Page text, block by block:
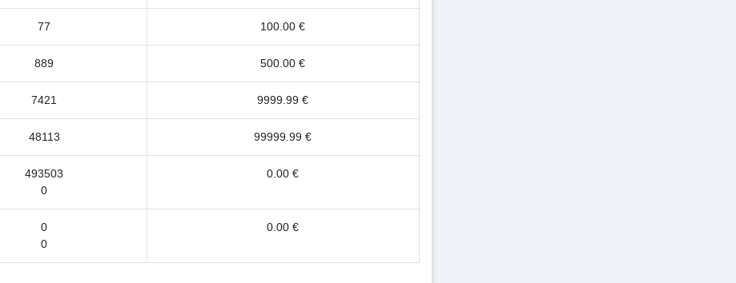
77 100.00 €
889 500.00 €
7421 9999.99 €
48113 99999.99 €
493503
0
0.00 €
0
0
0.00 €